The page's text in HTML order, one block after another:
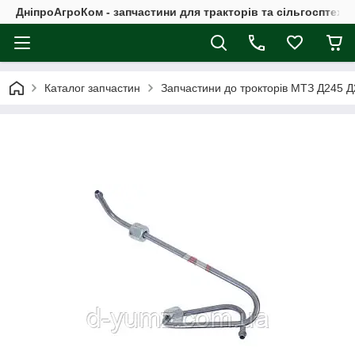
ДніпроАгроКом - запчастини для тракторів та
Каталог запчастин Запчастини до трокторів МТЗ Д245